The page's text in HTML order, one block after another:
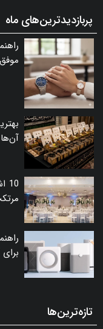
پربازدیدترین‌های ماه
موفق
تازه‌ترین‌ها